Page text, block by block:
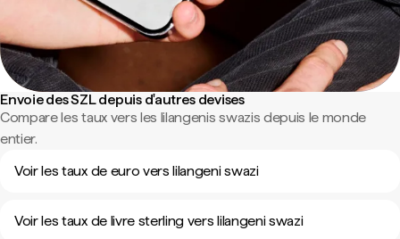
Envoie des SZL depuis d'autres devises
Compare les taux vers les lilangenis swazis depuis le monde
entier.
Voir les taux de euro vers lilangeni swazi
Voir les taux de livre sterling vers lilangeni swazi